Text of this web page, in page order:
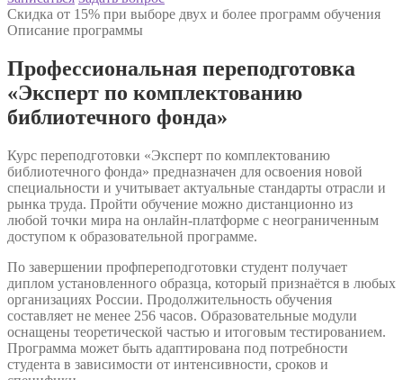
Скидка от 15% при выборе двух и более программ обучения
Описание программы
Профессиональная переподготовка
«Эксперт по комплектованию
библиотечного фонда»
Курс переподготовки «Эксперт по комплектованию
библиотечного фонда» предназначен для освоения новой
специальности и учитывает актуальные стандарты отрасли и
рынка труда. Пройти обучение можно дистанционно из
любой точки мира на онлайн-платформе с неограниченным
доступом к образовательной программе.
По завершении профпереподготовки студент получает
диплом установленного образца, который признаётся в любых
организациях России. Продолжительность обучения
составляет не менее 256 часов. Образовательные модули
оснащены теоретической частью и итоговым тестированием.
Программа может быть адаптирована под потребности
студента в зависимости от интенсивности, сроков и